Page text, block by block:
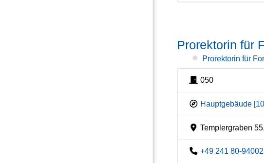
Prorektorin für
Prorektorin für
050
Hauptgebäude
Templergraben
+49 241 80-94002